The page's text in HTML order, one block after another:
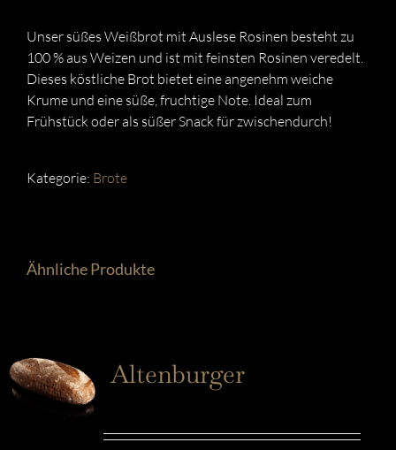
Unser süßes Weißbrot mit Auslese Rosinen besteht zu
100 % aus Weizen und ist mit feinsten Rosinen veredelt.
Dieses köstliche Brot bietet eine angenehm weiche
Krume und eine süße, fruchtige Note. Ideal zum
Frühstück oder als süßer Snack für zwischendurch!
Kategorie: Brote
Ähnliche Produkte
Altenburger